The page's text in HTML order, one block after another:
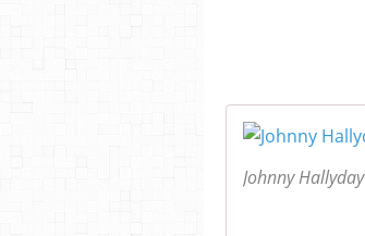
Johnny Hallyday